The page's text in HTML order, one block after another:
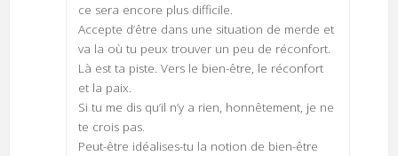
ce sera encore plus difficile.
Accepte d’être dans une situation de merde et
va la où tu peux trouver un peu de réconfort.
Là est ta piste. Vers le bien-être, le réconfort
et la paix.
Si tu me dis qu’il n’y a rien, honnêtement, je ne
te crois pas.
Peut-être idéalises-tu la notion de bien-être